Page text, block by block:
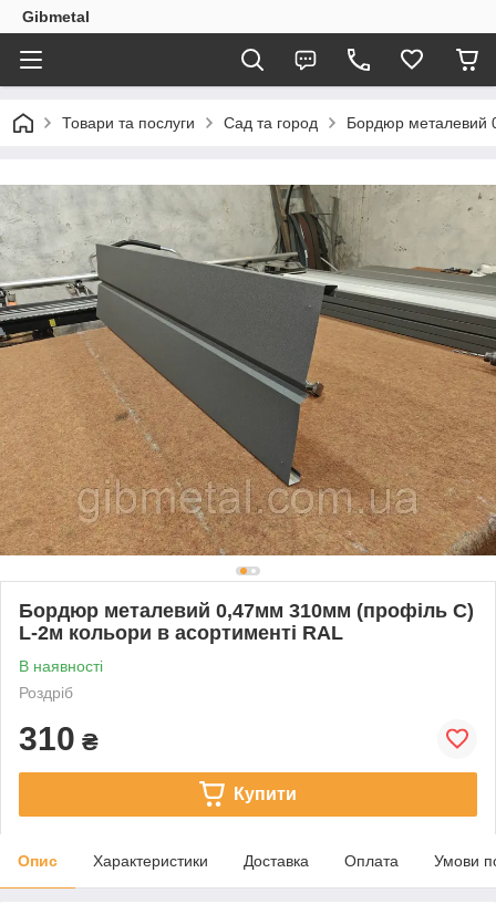
Gibmetal
Товари та послуги Сад та город Бордюр металевий
Бордюр металевий 0,47мм 310мм (профіль С)
L-2м кольори в асортименті RAL
В наявності
Роздріб
310 ₴
Купити
Опис Характеристики Доставка Оплата Умови